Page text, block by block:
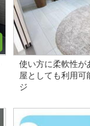
使い方に柔軟性が
屋としても利用
ジ